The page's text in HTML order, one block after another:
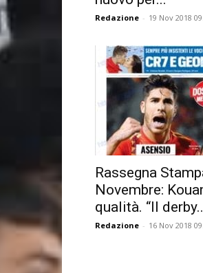
Redazione - 19 Nov 2018
Rassegna
Novembre:
qualità. “Il
Redazione - 16 Nov 2018